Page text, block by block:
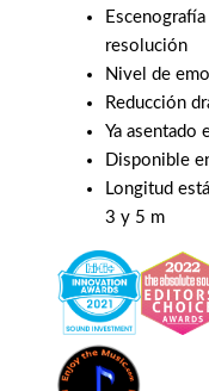
resolución
Nivel de
Reducción
Ya asentado
Disponible
Longitud
3 y 5 m